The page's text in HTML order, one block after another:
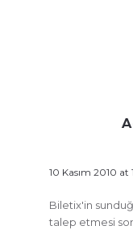
10 Kasım 2010 at
Biletix'in
talep etmesi